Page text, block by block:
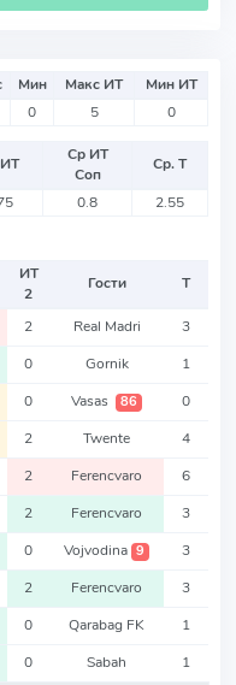
Мин Макс ИТ
Мин ИТ
0 5 0
Ср ИТ
Соп
Ср. Т
0.8 2.55
ИТ
2
Гости Т
2 Real Madri 3
0 Gornik 1
0 Vasas 86 0
2 Twente 4
2 Ferencvaro 6
2 Ferencvaro 3
0 Vojvodina 9 3
2 Ferencvaro 3
0 Qarabag FK 1
0 Sabah 1